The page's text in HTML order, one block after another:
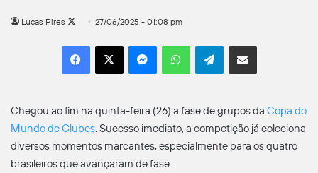
Lucas Pires
Follow
X
27/06/2025 - 01:08 pm
Facebook
X MessengerWhatsAppTelegramCompartilhar por e-mail
Chegou ao fim na quinta-feira (26) a fase de grupos da Copa do
Mundo de Clubes. Sucesso imediato, a competição já coleciona
diversos momentos marcantes, especialmente para os quatro
brasileiros que avançaram de fase.